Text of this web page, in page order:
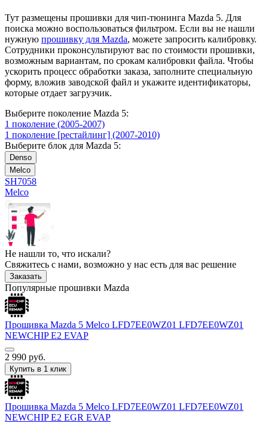
Тут размещены прошивки для чип-тюнинга Mazda 5. Для
поиска можно воспользоваться фильтром. Если вы не нашли
нужную прошивку для Mazda, можете запросить калибровку.
Сотрудники проконсультируют вас по стоимости прошивки,
возможным вариантам, по срокам калибровки файла. Чтобы
ускорить процесс обработки заказа, заполните специальную
форму, вложив заводской файл и укажите идентификаторы,
которые отдает загрузчик.
Выберите поколение Mazda 5:
1 поколение (2005-2007)
1 поколение [рестайлинг] (2007-2010)
Выберите блок для Mazda 5:
Denso
Melco
SH7058
Melco
Не нашли то, что искали?
Свяжитесь с нами, возможно у нас есть для вас решение
Заказать
Популярные прошивки Mazda
Прошивка Mazda 5 Melco LFD7EE0WZ01 LFD7EE0WZ01
NEWCHIP E2 EVAP
2 990 руб.
Купить в 1 клик
Прошивка Mazda 5 Melco LFD7EE0WZ01 LFD7EE0WZ01
NEWCHIP E2 EGR EVAP